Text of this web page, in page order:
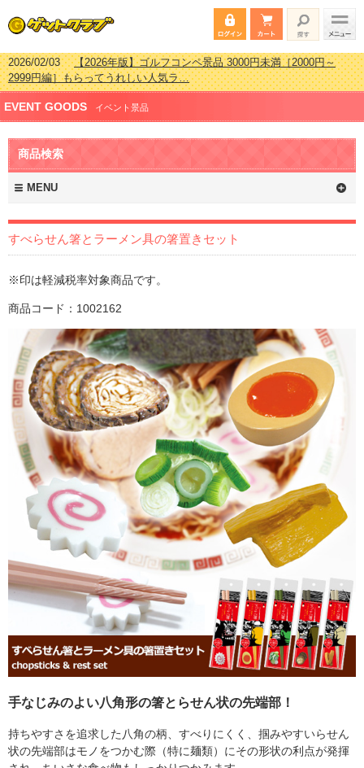
2026/02/03【2026年版】ゴルフコンペ景品 3000円未満［2000円～
2999円編］もらってうれしい人気ラ…
2026/07/15【2026年版】ビンゴゲーム景品おすすめ金額別人気ランキ
ング 更新しました！
2026/04/03【2026年版】ゴルフコンペ景品 3000円未満［2000円～
2999円編］もらってうれしい人気ラ…
2026/02/16
新しました！
EVENT GOODS イベント景品
商品検索
MENU
すべらせん箸とラーメン具の箸置きセット
※印は軽減税率対象商品です。
商品コード：1002162
手なじみのよい八角形の箸とらせん状の先端部！
持ちやすさを追求した八角の柄、すべりにくく、掴みやすいらせん
状の先端部はモノをつかむ際（特に麺類）にその形状の利点が発揮